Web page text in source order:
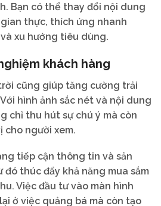
Bạn có thể thay đổi nội dung
thực, thích ứng nhanh
xu hướng tiêu dùng.
khách hàng
cũng giúp tăng cường trải
hình ảnh sắc nét và nội dung
chỉ thu hút sự chú ý mà còn
cho người xem.
tiếp cận thông tin và sản
đó thúc đẩy khả năng mua sắm
Việc đầu tư vào màn hình
ở việc quảng bá mà còn tạo